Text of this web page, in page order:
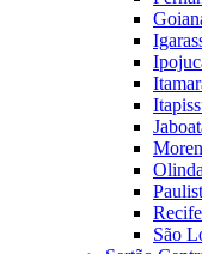
Olinda
Recife
São